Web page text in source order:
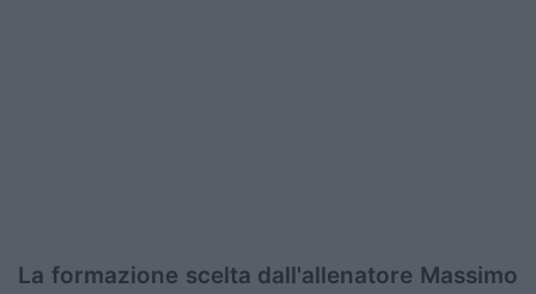
La formazione scelta dall'allenatore Massimo